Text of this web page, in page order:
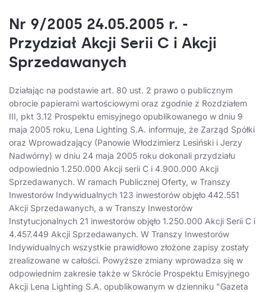
Nr 9/2005 24.05.2005 r. -
Przydział Akcji Serii C i Akcji
Sprzedawanych
Działając na podstawie art. 80 ust. 2 prawo o publicznym
obrocie papierami wartościowymi oraz zgodnie z Rozdziałem
III, pkt 3.12 Prospektu emisyjnego opublikowanego w dniu 9
maja 2005 roku, Lena Lighting S.A. informuje, że Zarząd Spółki
oraz Wprowadzający (Panowie Włodzimierz Lesiński i Jerzy
Nadwórny) w dniu 24 maja 2005 roku dokonali przydziału
odpowiednio 1.250.000 Akcji serii C i 4.900.000 Akcji
Sprzedawanych. W ramach Publicznej Oferty, w Transzy
Inwestorów Indywidualnych 123 inwestorów objęło 442.551
Akcji Sprzedawanych, a w Transzy Inwestorów
Instytucjonalnych 21 inwestorów objęło 1.250.000 Akcji Serii C i
4.457.449 Akcji Sprzedawanych. W Transzy Inwestorów
Indywidualnych wszystkie prawidłowo złożone zapisy zostały
zrealizowane w całości. Powyższe zmiany wprowadza się w
odpowiednim zakresie także w Skrócie Prospektu Emisyjnego
Akcji Lena Lighting S.A. opublikowanym w dzienniku "Gazeta